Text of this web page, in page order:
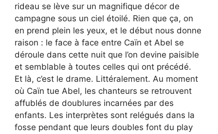
rideau se lève sur un magnifique décor de
campagne sous un ciel étoilé. Rien que ça, on
en prend plein les yeux, et le début nous donne
raison : le face à face entre Caïn et Abel se
déroule dans cette nuit que l’on devine paisible
et semblable à toutes celles qui ont précédé.
Et là, c’est le drame. Littéralement. Au moment
où Caïn tue Abel, les chanteurs se retrouvent
affublés de doublures incarnées par des
enfants. Les interprètes sont relégués dans la
fosse pendant que leurs doubles font du play